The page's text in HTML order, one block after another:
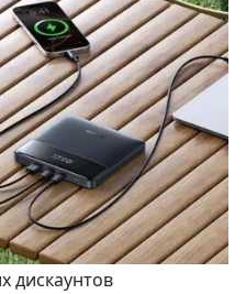
дискаунтов